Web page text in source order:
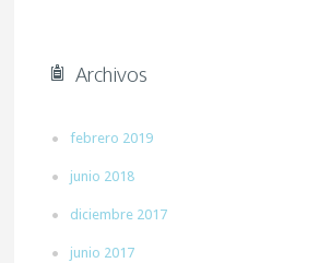
Archivos
febrero 2019
junio 2018
diciembre 2017
junio 2017